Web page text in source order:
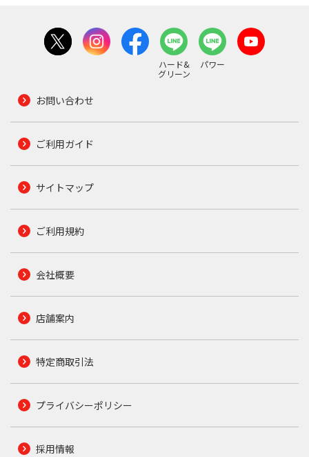
ハード&
グリーン
パワー
お問い合わせ
ご利用ガイド
サイトマップ
ご利用規約
会社概要
店舗案内
特定商取引法
プライバシーポリシー
採用情報